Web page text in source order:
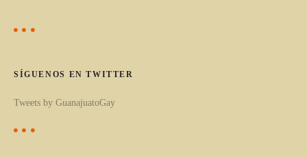
e
l
o
SÍGUENOS EN TWITTER
Tweets by GuanajuatoGay